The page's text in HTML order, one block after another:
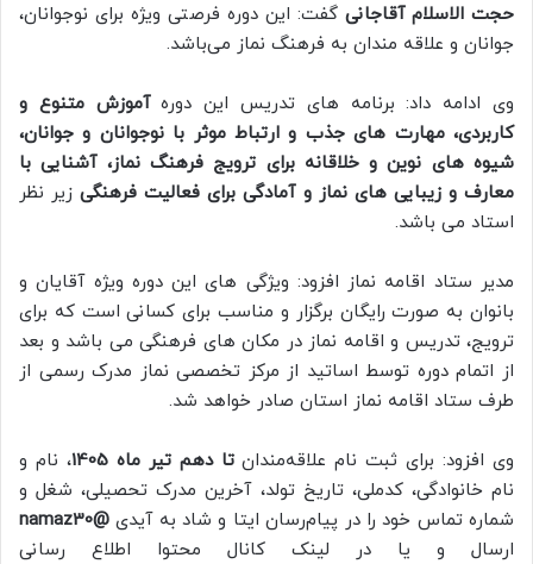
حجت الاسلام آقاجانی گفت: این دوره فرصتی ویژه برای نوجوانان،
جوانان و علاقه مندان به فرهنگ نماز می‌باشد.
وی ادامه داد: برنامه های تدریس این دورهآموزش متنوع و
کاربردی، مهارت های جذب و ارتباط موثر با نوجوانان و جوانان،
شیوه های نوین و خلاقانه برای ترویج فرهنگ نماز، آشنایی با
معارف و زیبایی های نماز و آمادگی برای فعالیت فرهنگیزیر نظر
استاد می باشد.
مدیر ستاد اقامه نماز افزود: ویژگی های این دوره ویژه آقایان و
بانوان به صورت رایگان برگزار و مناسب برای کسانی است که برای
ترویج، تدریس و اقامه نماز در مکان های فرهنگی می باشد و بعد
از اتمام دوره توسط اساتید از مرکز تخصصی نماز مدرک رسمی از
طرف ستاد اقامه نماز استان صادر خواهد شد.
وی افزود: برای ثبت نام علاقه‌مندانتا دهم تیر ماه 1405
، نام و
نام خانوادگی، کدملی، تاریخ تولد، آخرین مدرک تحصیلی، شغل و
شماره تماس خود را در پیام‌رسان ایتا و شاد به آیدی@namaz30
ارسال و یا در لینک کانال محتوا اطلاع رسانی